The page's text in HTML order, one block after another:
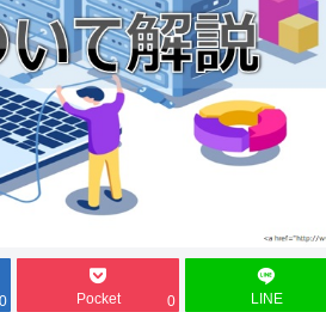
Pocket 0 LINE